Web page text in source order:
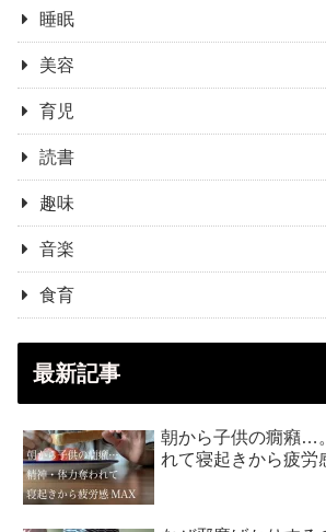
睡眠
美容
育児
読書
趣味
音楽
食育
最新記事
朝から子供の癇癪…
れて寝起きから疲労